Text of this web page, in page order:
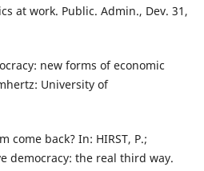
at work. Public. Admin., Dev. 31,
new forms of economic
University of
come back? In: HIRST, P.;
democracy: the real third way.